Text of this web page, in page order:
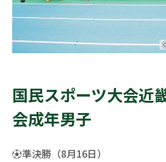
国民スポーツ大会近
会成年男子
⚽準決勝（8月16日）